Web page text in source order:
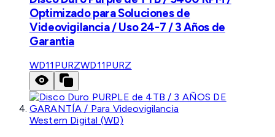
Optimizado para Soluciones de
Videovigilancia / Uso 24-7 / 3 Años de
Garantia
WD11PURZWD11PURZ
Western Digital (WD)